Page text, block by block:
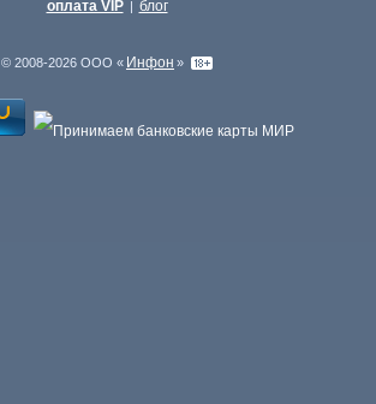
оплата VIP | блог
© 2008-2026 ООО « Инфон »